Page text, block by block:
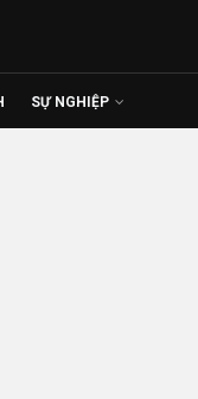
SỰ NGHIỆP